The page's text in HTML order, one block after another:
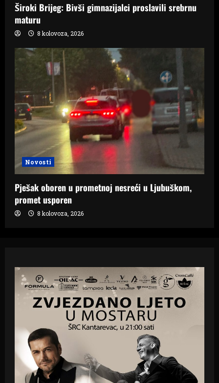
Široki Brijeg: Bivši gimnazijalci proslavili srebrnu
maturu
8 kolovoza, 2026
Novosti
Pješak oboren u prometnoj nesreći u Ljubuškom,
promet usporen
8 kolovoza, 2026